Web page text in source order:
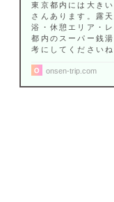
東京都内には大き
さんあります。露
浴・休憩エリア・
都内のスーパー銭
考にしてくださいね
onsen-trip.com